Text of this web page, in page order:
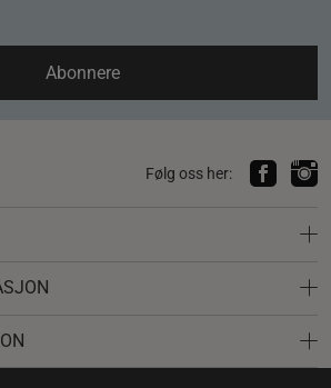
Abonnere
Følg oss her: